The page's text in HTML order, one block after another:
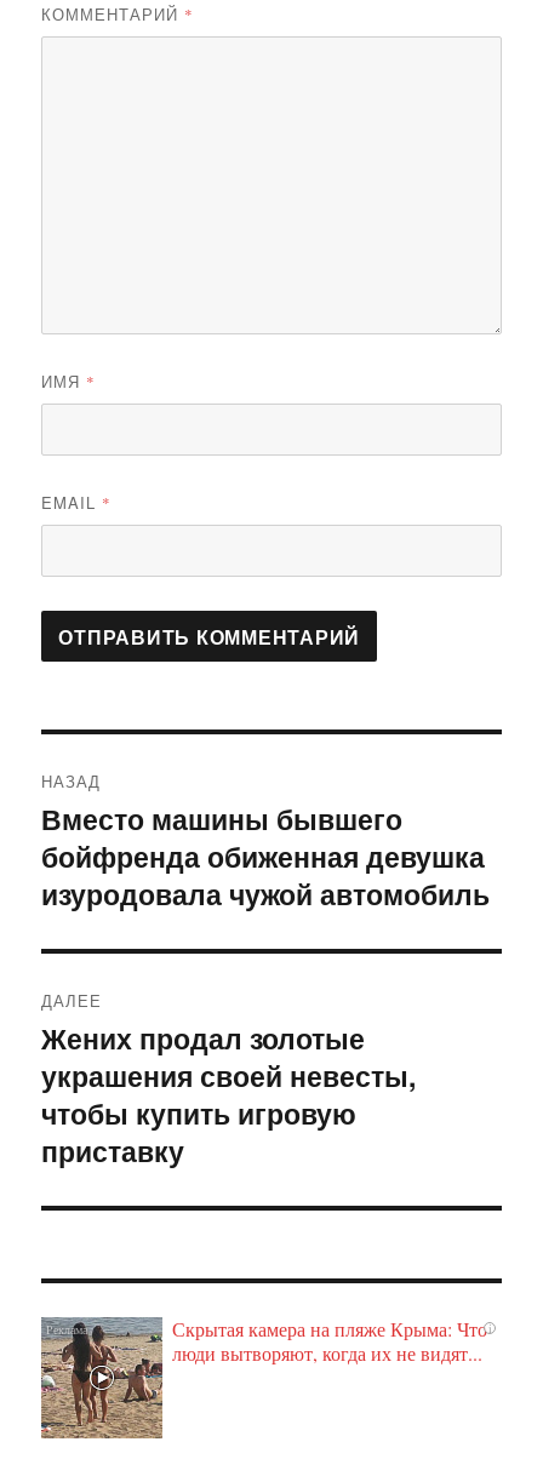
КОММЕНТАРИЙ *
ИМЯ *
EMAIL *
по
записям
НАЗАД
Предыдущая
запись:
Вместо машины бывшего
бойфренда обиженная девушка
изуродовала чужой автомобиль
ДАЛЕЕ
Следующая
запись:
Жених продал золотые
украшения своей невесты,
чтобы купить игровую
приставку
i
Скрытая камера на пляже Крыма: Что
люди вытворяют, когда их не видят...